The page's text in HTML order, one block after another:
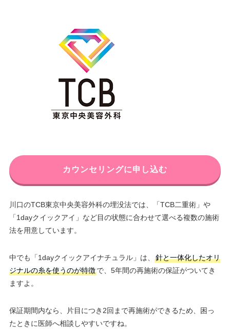
カウンセリングに申し込む
川口のTCB東京中央美容外科の埋没法では、「TCB二重術」や
「1dayクイックアイ」など目の状態に合わせて選べる複数の施術
法を用意しています。
中でも「1dayクイックアイナチュラル」は、
針と一体化したオリ
ジナルの糸を使うのが特徴で、5年間の再施術の保証がついてき
ますよ。
保証期間内なら、片目につき2回まで再施術ができるため、困っ
たときに医師へ相談しやすいですね。